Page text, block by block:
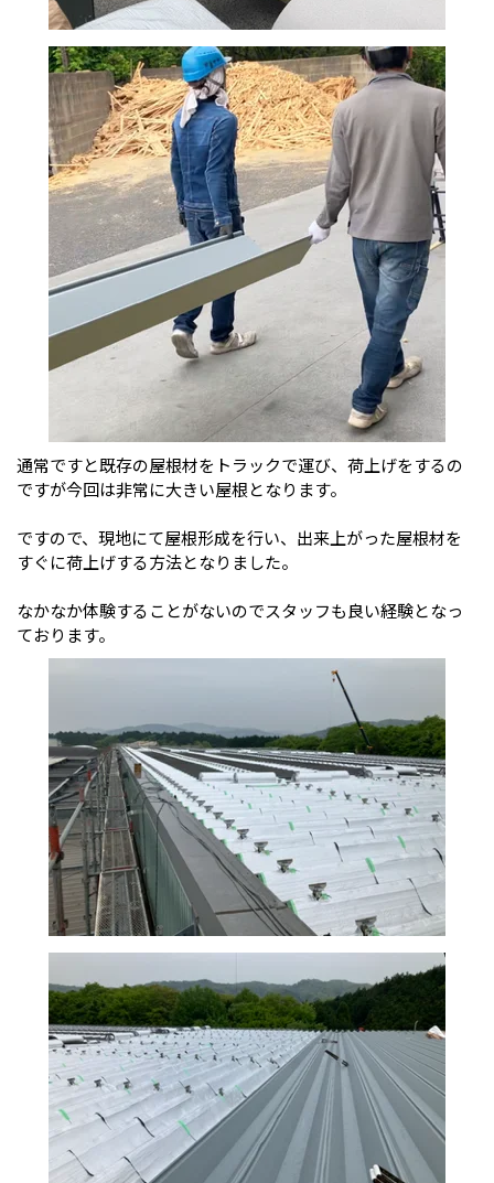
通常ですと既存の屋根材をトラックで運び、荷上げをするの
ですが今回は非常に大きい屋根となります。
ですので、現地にて屋根形成を行い、出来上がった屋根材を
すぐに荷上げする方法となりました。
なかなか体験することがないのでスタッフも良い経験となっ
ております。